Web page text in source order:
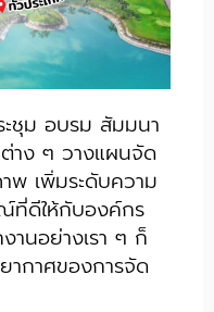
ม อบรม สัมมนา
าง ๆ วางแผนจัด
เพิ่มระดับความ
ที่ดีให้กับองค์กร
นอย่างเรา ๆ ก็
ากาศของการจัด